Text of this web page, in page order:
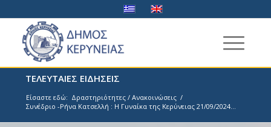
ΤΕΛΕΥΤΑΙΕΣ ΕΙΔΗΣΕΙΣ
Είσαστε εδώ: Δραστηριότητες / Ανακοινώσεις /
Συνέδριο -Ρήνα Κατσελλή : Η Γυναίκα της Κερύνειας 21/09/2024...